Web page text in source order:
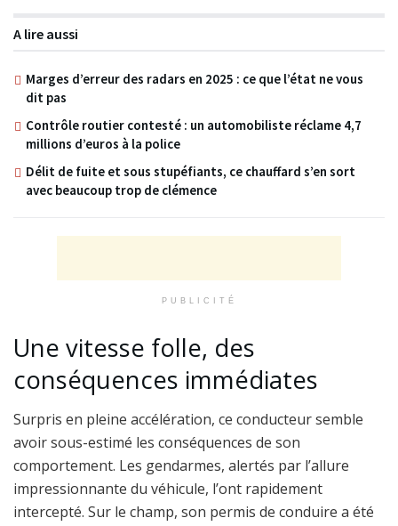
A lire aussi
Marges d’erreur des radars en 2025 : ce que l’état ne vous
dit pas
Contrôle routier contesté : un automobiliste réclame 4,7
millions d’euros à la police
Délit de fuite et sous stupéfiants, ce chauffard s’en sort
avec beaucoup trop de clémence
PUBLICITÉ
Une vitesse folle, des
conséquences immédiates
Surpris en pleine accélération, ce conducteur semble
avoir sous-estimé les conséquences de son
comportement. Les gendarmes, alertés par l’allure
impressionnante du véhicule, l’ont rapidement
intercepté. Sur le champ, son permis de conduire a été